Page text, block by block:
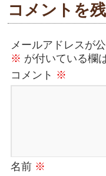
コメントを
メールアドレスが
※ が付いている欄
コメント ※
名前 ※